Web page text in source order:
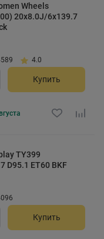
Wheels
20x8.0J/6x139.7
4.0
Купить
TY399
D95.1 ET60 BKF
Купить